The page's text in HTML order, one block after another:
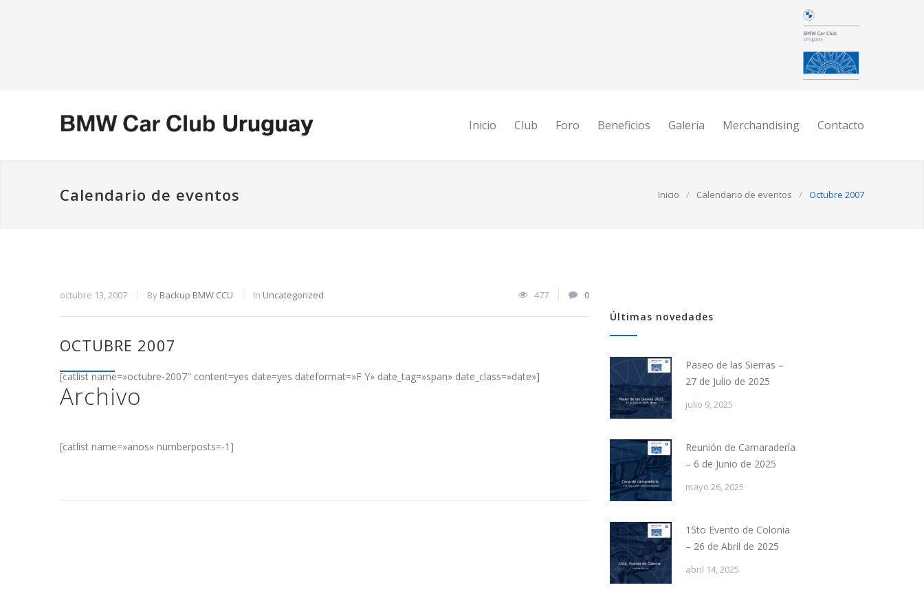
Inicio Club Foro Beneficios Galería Merchandising Contacto
Calendario de eventos Inicio / Calendario de eventos / Octubre 2007
octubre 13, 2007 By Backup BMW CCU In Uncategorized 477 0
OCTUBRE 2007
[catlist name=»octubre-2007″ content=yes date=yes dateformat=»F Y» date_tag=»span» date_class=»date»]
Archivo
[catlist name=»anos» numberposts=-1]
Últimas novedades
Paseo de las Sierras –
27 de Julio de 2025
julio 9, 2025
Reunión de Camaradería
– 6 de Junio de 2025
mayo 26, 2025
15to Evento de Colonia
– 26 de Abril de 2025
abril 14, 2025